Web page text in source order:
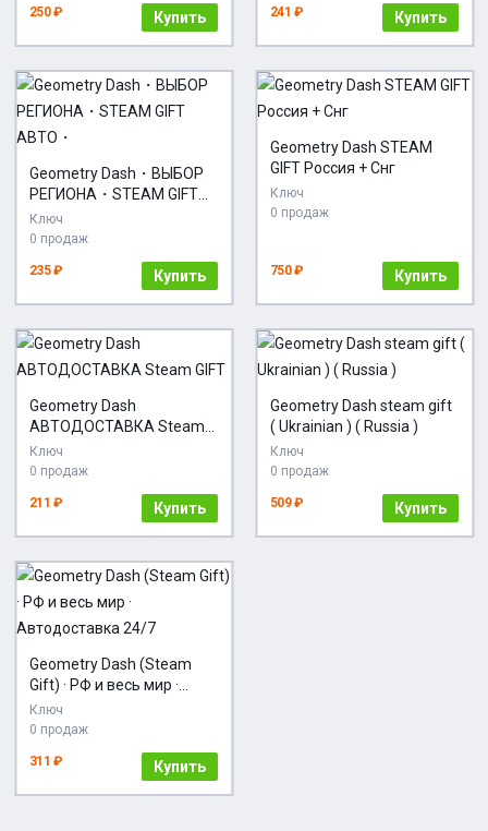
250 ₽ Купить 241 ₽ Купить
Geometry Dash・ВЫБОР
РЕГИОНА・STEAM GIFT
АВТО・
Ключ
0 продаж
235 ₽ Купить
Geometry Dash STEAM
GIFT Россия + Снг
Ключ
0 продаж
750 ₽ Купить
Geometry Dash
АВТОДОСТАВКА Steam
GIFT
Ключ
0 продаж
211 ₽ Купить
Geometry Dash steam gift
( Ukrainian ) ( Russia )
Ключ
0 продаж
509 ₽ Купить
Geometry Dash (Steam
Gift) · РФ и весь мир ·
Автодоставка 24/7
Ключ
0 продаж
311 ₽ Купить